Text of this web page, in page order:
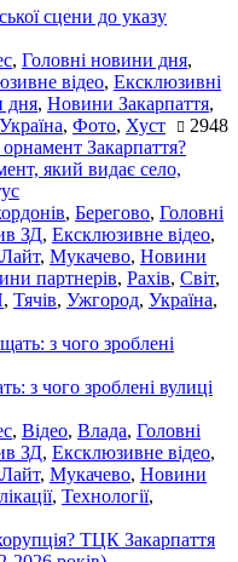
сцени до указу
, Головні новини дня,
відео, Ексклюзивні
дня, Новини Закарпаття,
Україна, Фото, Хуст 2948
який видає село,
, Берегово, Головні
ЗД, Ексклюзивне відео,
Лайт, Мукачево, Новини
партнерів, Рахів, Світ,
, Тячів, Ужгород, Україна,
з чого зроблені вулиці
, Відео, Влада, Головні
ЗД, Ексклюзивне відео,
Лайт, Мукачево, Новини
, Технології,